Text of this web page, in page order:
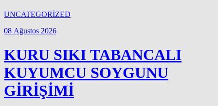
UNCATEGORİZED
08 Ağustos 2026
KURU SIKI TABANCALI
KUYUMCU SOYGUNU
GİRİŞİMİ